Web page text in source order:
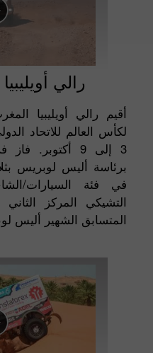
رالي أويليبيا
لكأس العالم للاتحاد
3 إلى 9
برئاسة أليس لوبريس
في فئة السيارات/
التشيكي المركز
المتسابق الشهير أليس